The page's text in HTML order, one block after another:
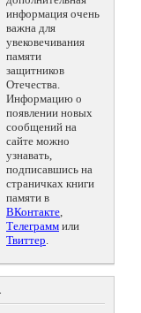
информация очень
важна для
увековечивания
памяти
защитников
Отечества.
Информацию о
появлении новых
сообщений на
сайте можно
узнавать,
подписавшись на
страничках книги
памяти в
ВКонтакте,
Телеграмм или
Твиттер.